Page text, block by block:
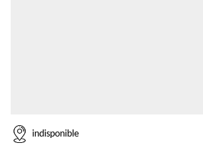
indisponible